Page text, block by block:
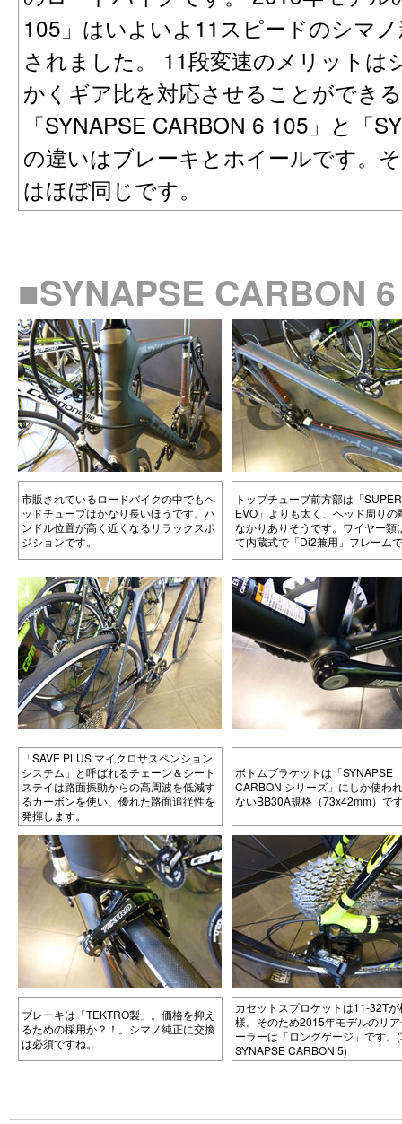
105」はいよいよ11スピードのシマ
されました。 11段変速のメリットは
かくギア比を対応させることができ
「SYNAPSE CARBON 6 105」と「
の違いはブレーキとホイールです。
はほぼ同じです。
■SYNAPSE CARBON
市販されているロードバイクの中でもヘ
ッドチューブはかなり長いほうです。ハ
ンドル位置が高く近くなるリラックスポ
ジションです。
トップチューブ前方部は「
EVO」よりも太く、ヘッド周りの
なかりありそうです。ワイヤー類
て内蔵式で「Di2兼用」フレーム
「SAVE PLUS マイクロサスペンション
システム」と呼ばれるチェーン＆シート
ステイは路面振動からの高周波を低減す
るカーボンを使い、優れた路面追従性を
発揮します。
ボトムブラケットは「SYNAPSE
CARBON シリーズ」にしか使わ
ないBB30A規格（73x42mm）で
ブレーキは「TEKTRO製」。価格を抑え
るための採用か？！。シマノ純正に交換
は必須ですね。
カセットスプロケットは11-32T
様。そのため2015年モデルのリ
ーラーは「ロングゲージ」です。
SYNAPSE CARBON 5)